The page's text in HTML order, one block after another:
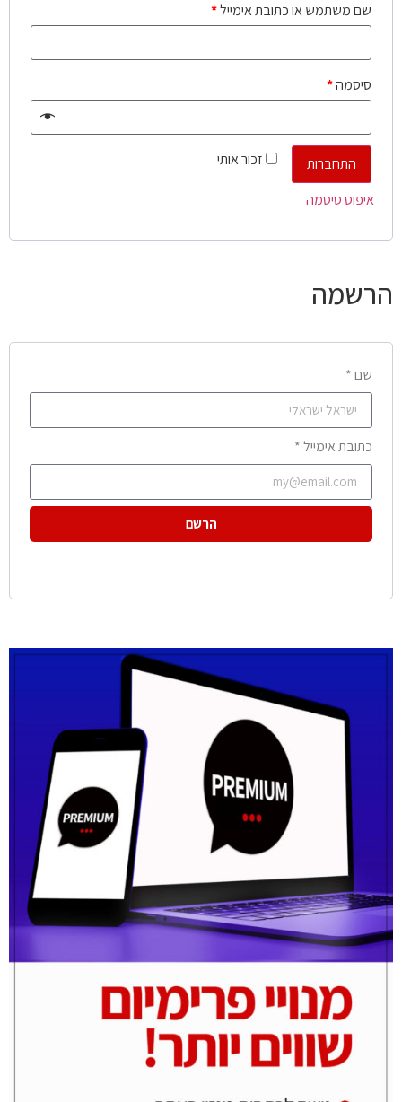
שם משתמש או כתובת אימייל*
סיסמה*
זכור אותי
התחברות
איפוס סיסמה
הרשמה
שם *
כתובת אימייל *
הרשם